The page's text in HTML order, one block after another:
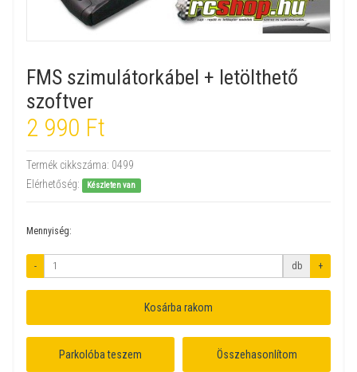
FMS szimulátorkábel + letölthető
szoftver
2 990 Ft
Termék cikkszáma: 0499
Elérhetőség:
Készleten van
Mennyiség:
- db +
Kosárba rakom
Parkolóba teszem Összehasonlítom